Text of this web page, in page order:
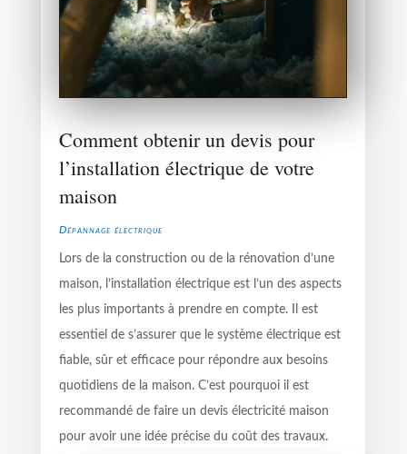
Comment obtenir un devis pour
l’installation électrique de votre
maison
Dépannage électrique
Lors de la construction ou de la rénovation d’une
maison, l’installation électrique est l’un des aspects
les plus importants à prendre en compte. Il est
essentiel de s’assurer que le système électrique est
fiable, sûr et efficace pour répondre aux besoins
quotidiens de la maison. C’est pourquoi il est
recommandé de faire un devis électricité maison
pour avoir une idée précise du coût des travaux.